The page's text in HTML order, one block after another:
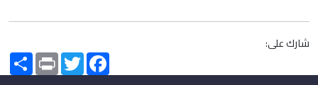
شارك على:
Share PrintTwitterFacebook